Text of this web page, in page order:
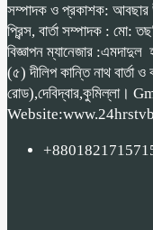
সম্পাদক ও প্রকাশক: আবছার
প্রিন্স, বার্তা সম্পাদক : মো:
বিজ্ঞাপন ম্যানেজার
(৫) দীলিপ কান্তি নাথ বার্তা ও